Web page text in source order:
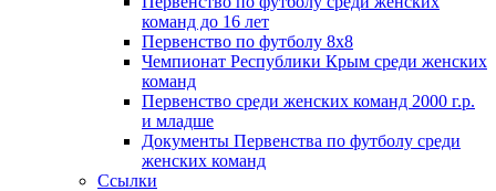
команд до 16 лет
Первенство по футболу 8х8
Чемпионат Республики Крым среди женских
команд
Первенство среди женских команд 2000 г.р.
и младше
Документы Первенства по футболу среди
женских команд
Ссылки